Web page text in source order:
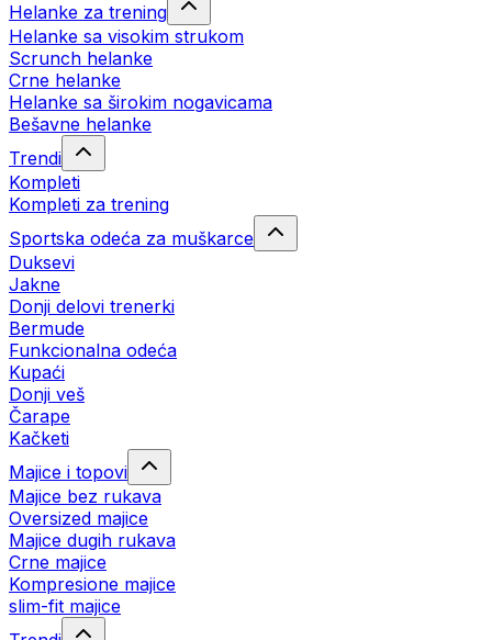
Helanke za trening
Helanke sa visokim strukom
Scrunch helanke
Crne helanke
Helanke sa širokim nogavicama
Bešavne helanke
Trendi
Kompleti
Kompleti za trening
Sportska odeća za muškarce
Duksevi
Jakne
Donji delovi trenerki
Bermude
Funkcionalna odeća
Kupaći
Donji veš
Čarape
Kačketi
Majice i topovi
Majice bez rukava
Oversized majice
Majice dugih rukava
Crne majice
Kompresione majice
slim-fit majice